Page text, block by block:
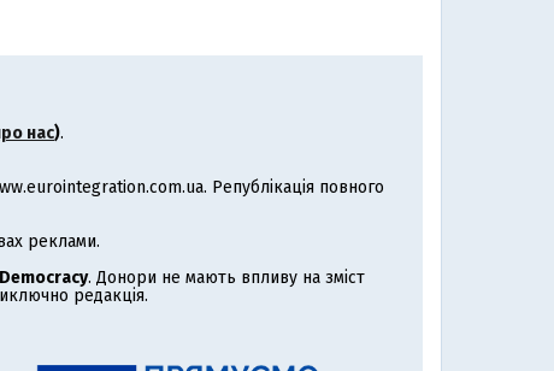
нас).
Републікація повного
реклами.
. Донори не мають впливу на зміст
редакція.